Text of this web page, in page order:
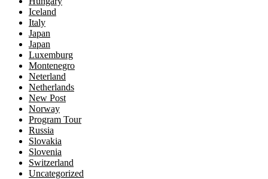
Iceland
Italy
Japan
Japan
Luxemburg
Montenegro
Neterland
Netherlands
New Post
Norway
Program Tour
Russia
Slovakia
Slovenia
Switzerland
Uncategorized